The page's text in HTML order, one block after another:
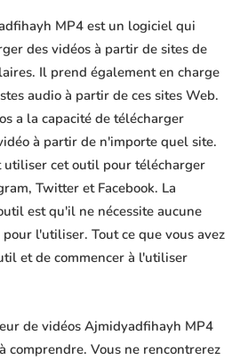
MP4 est un logiciel qui
des vidéos à partir de sites de
Il prend également en charge
audio à partir de ces sites Web.
a la capacité de télécharger
à partir de n'importe quel site.
utiliser cet outil pour télécharger
Twitter et Facebook. La
est qu'il ne nécessite aucune
l'utiliser. Tout ce que vous avez
et de commencer à l'utiliser
de vidéos Ajmidyadfihayh MP4
comprendre. Vous ne rencontrerez